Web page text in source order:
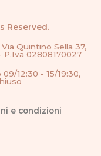
Reserved.
Quintino Sella 37,
P.Iva 02808170027
12:30 - 15/19:30,
e condizioni